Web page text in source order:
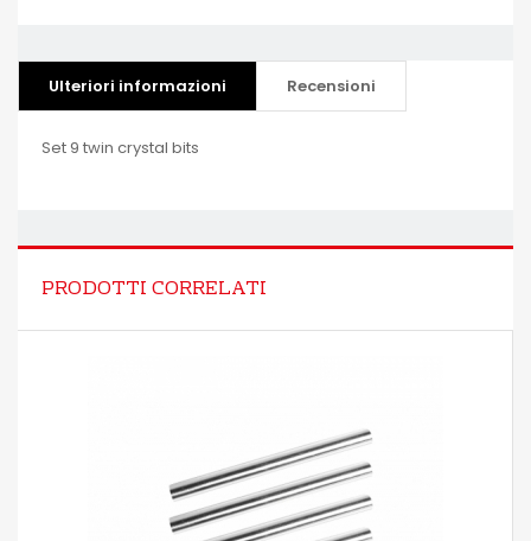
Ulteriori informazioni Recensioni
Set 9 twin crystal bits
PRODOTTI CORRELATI